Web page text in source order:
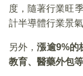
度，隨著行業旺
計半導體行業景
另外，漲逾9%的
教育、醫藥外包等